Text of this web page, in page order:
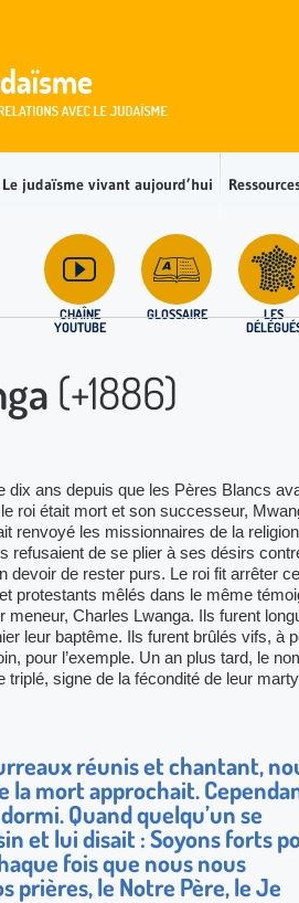
Le judaïsme vivant aujourd’hui
CHAÎNE
YOUTUBE
GLOSSAIRE
LES
(+1886)
dix ans depuis que les Pères Blancs
roi était mort et son successeur,
renvoyé les missionnaires de la religion
refusaient de se plier à ses désirs
devoir de rester purs. Le roi fit arrêter
protestants mêlés dans le même
Charles Lwanga. Ils furent
leur baptême. Ils furent brûlés vifs, à
pour l’exemple. Un an plus tard, le
signe de la fécondité de leur
réunis et chantant,
la mort approchait.
Quand quelqu’un se
et lui disait : Soyons forts
fois que nous nous
prières, le Notre Père, le Je